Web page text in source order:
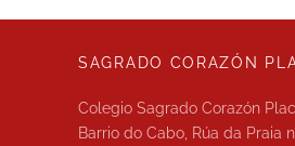
SAGRADO CORAZÓN
Colegio Sagrado Corazón
Barrio do Cabo, Rúa da Praia